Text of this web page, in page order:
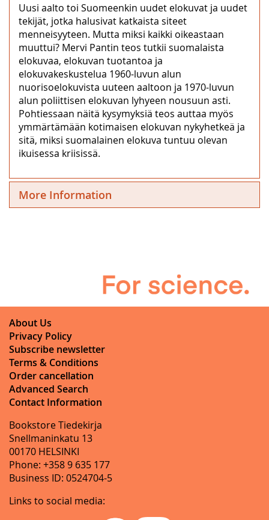
Uusi aalto toi Suomeenkin uudet elokuvat ja uudet
tekijät, jotka halusivat katkaista siteet
menneisyyteen. Mutta miksi kaikki oikeastaan
muuttui? Mervi Pantin teos tutkii suomalaista
elokuvaa, elokuvan tuotantoa ja
elokuvakeskustelua 1960-luvun alun
nuorisoelokuvista uuteen aaltoon ja 1970-luvun
alun poliittisen elokuvan lyhyeen nousuun asti.
Pohtiessaan näitä kysymyksiä teos auttaa myös
ymmärtämään kotimaisen elokuvan nykyhetkeä ja
sitä, miksi suomalainen elokuva tuntuu olevan
ikuisessa kriisissä.
More Information
About Us
Privacy Policy
Subscribe newsletter
Terms & Conditions
Order cancellation
Advanced Search
Contact Information
Bookstore Tiedekirja
Snellmaninkatu 13
00170 HELSINKI
Phone: +358 9 635 177
Business ID: 0524704-5
Links to social media: